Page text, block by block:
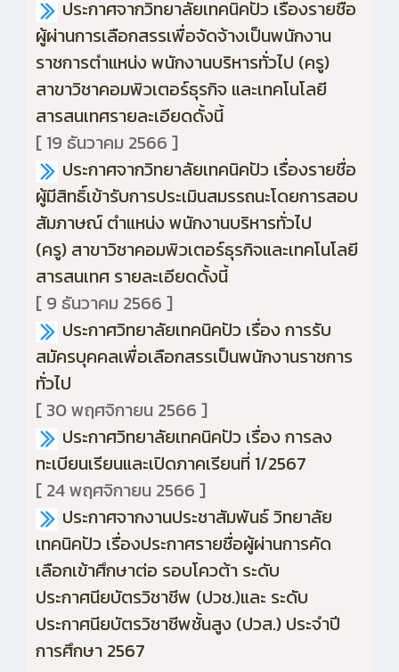
ประกาศจากวิทยาลัยเทคนิคปัว เรื่องรายชื่อ
ผู้ผ่านการเลือกสรรเพื่อจัดจ้างเป็นพนักงาน
ราชการตำแหน่ง พนักงานบริหารทั่วไป (ครู)
สาขาวิชาคอมพิวเตอร์ธุรกิจ และเทคโนโลยี
สารสนเทศรายละเอียดดั้งนี้
[ 19 ธันวาคม 2566 ]
ประกาศจากวิทยาลัยเทคนิคปัว เรื่องรายชื่อ
ผู้มีสิทธิ์เข้ารับการประเมินสมรรถนะโดยการสอบ
สัมภาษณ์ ตำแหน่ง พนักงานบริหารทั่วไป
(ครู) สาขาวิชาคอมพิวเตอร์ธุรกิจและเทคโนโลยี
สารสนเทศ รายละเอียดดั้งนี้
[ 9 ธันวาคม 2566 ]
ประกาศวิทยาลัยเทคนิคปัว เรื่อง การรับ
สมัครบุคคลเพื่อเลือกสรรเป็นพนักงานราชการ
ทั่วไป
[ 30 พฤศจิกายน 2566 ]
ประกาศวิทยาลัยเทคนิคปัว เรื่อง การลง
ทะเบียนเรียนและเปิดภาคเรียนที่ 1/2567
[ 24 พฤศจิกายน 2566 ]
ประกาศจากงานประชาสัมพันธ์ วิทยาลัย
เทคนิคปัว เรื่องประกาศรายชื่อผู้ผ่านการคัด
เลือกเข้าศึกษาต่อ รอบโควต้า ระดับ
ประกาศนียบัตรวิชาชีพ (ปวช.)และ ระดับ
ประกาศนียบัตรวิชาชีพชั้นสูง (ปวส.) ประจำปี
การศึกษา 2567